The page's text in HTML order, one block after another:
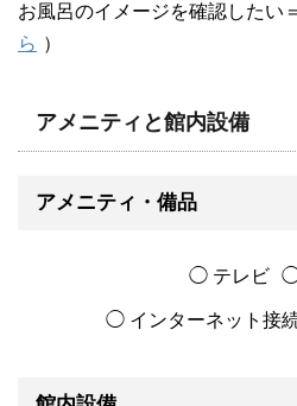
お風呂のイメージを確認したい
ら ）
アメニティと館内設備
アメニティ・備品
◯ テレビ ◯
◯ インターネット接